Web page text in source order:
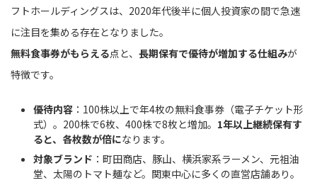
フトホールディングスは、2020年代後半に個人投資家の間で急速
に注目を集める存在となりました。
無料食事券がもらえる点と、 長期保有で優待が増加する仕組みが
特徴です。
優待内容 ：100株以上で年4枚の無料食事券（電子チケット形
式）。200株で6枚、400株で8枚と増加。 1年以上継続保有す
ると、各枚数が倍になります。
対象ブランド ：町田商店、豚山、横浜家系ラーメン、元祖油
堂、太陽のトマト麺など。関東中心に多くの直営店舗あり。